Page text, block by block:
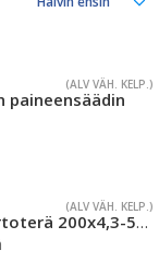
(ALV VÄH. KELP.)
paineensäädin
(ALV VÄH. KELP.)
Muu merkki Kartiopiirtoterä 200x4,3-5,5x3.0 D30 Z36